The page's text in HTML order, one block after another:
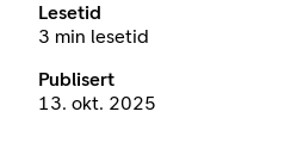
Lesetid
3 min lesetid
Publisert
13. okt. 2025